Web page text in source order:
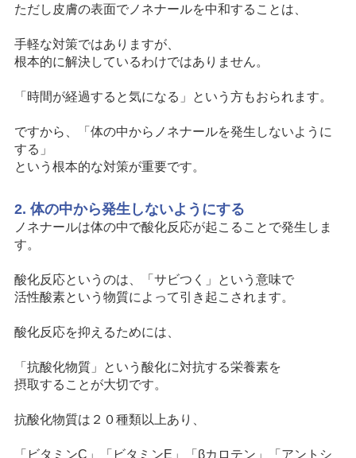
ただし皮膚の表面でノネナールを中和することは、
手軽な対策ではありますが、
根本的に解決しているわけではありません。
「時間が経過すると気になる」という方もおられます。
ですから、「体の中からノネナールを発生しないように
する」
という根本的な対策が重要です。
2. 体の中から発生しないようにする
ノネナールは体の中で酸化反応が起こることで発生しま
す。
酸化反応というのは、「サビつく」という意味で
活性酸素という物質によって引き起こされます。
酸化反応を抑えるためには、
「抗酸化物質」という酸化に対抗する栄養素を
摂取することが大切です。
抗酸化物質は２０種類以上あり、
「ビタミンC」「ビタミンE」「βカロテン」「アントシ